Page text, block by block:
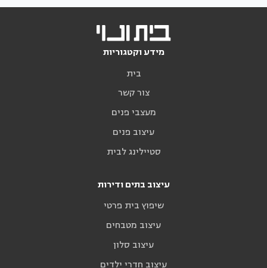
מידע וקטגוריות
בית
צור קשר
מעצבי פנים
עיצוב פנים
סטיילינג לבית
עיצוב בתים ודירות
שיפוץ בית פרטי
עיצוב מטבחים
עיצוב סלון
עיצוב חדרי ילדים